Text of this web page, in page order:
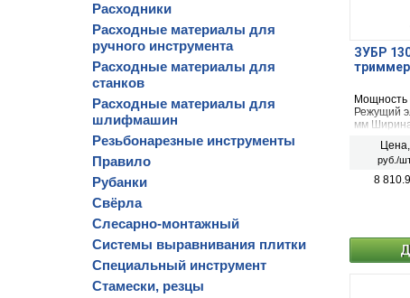
Расходники
Расходные материалы для
ручного инструмента
Расходные материалы для
станков
Расходные материалы для
шлифмашин
Резьбонарезные инструменты
Правило
Рубанки
Свёрла
Слесарно-монтажный
Системы выравнивания плитки
Специальный инструмент
Стамески, резцы
ЗУБР
Мощность
Режущий
мм
ножа:255
Цена,
руб./
8